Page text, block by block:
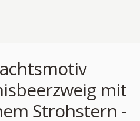
mit
Strohstern -